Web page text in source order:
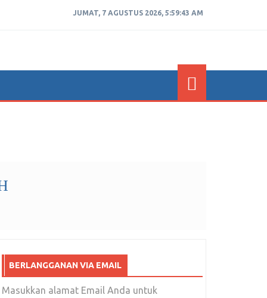
JUMAT, 7 AGUSTUS 2026, 5:59:44 AM
BERLANGGANAN VIA EMAIL
Masukkan alamat Email Anda untuk